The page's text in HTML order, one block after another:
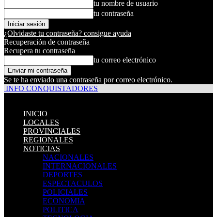
tu nombre de usuario
tu contraseña
¿Olvidaste tu contraseña? consigue ayuda
Recuperación de contraseña
Recupera tu contraseña
tu correo electrónico
Se te ha enviado una contraseña por correo electrónico.
INFO CONQUISTADORES
INICIO
LOCALES
PROVINCIALES
REGIONALES
NOTICIAS
NACIONALES
INTERNACIONALES
DEPORTES
ESPECTACULOS
POLICIALES
ECONOMIA
POLITICA